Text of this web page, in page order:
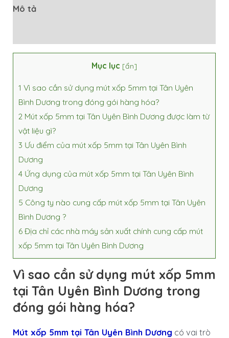
Mô tả
Mục lục [ẩn]
1 Vì sao cần sử dụng mút xốp 5mm tại Tân Uyên
Bình Dương trong đóng gói hàng hóa?
2 Mút xốp 5mm tại Tân Uyên Bình Dương được làm từ
vật liệu gì?
3 Ưu điểm của mút xốp 5mm tại Tân Uyên Bình
Dương
4 Ứng dụng của mút xốp 5mm tại Tân Uyên Bình
Dương
5 Công ty nào cung cấp mút xốp 5mm tại Tân Uyên
Bình Dương ?
6 Địa chỉ các nhà máy sản xuất chính cung cấp mút
xốp 5mm tại Tân Uyên Bình Dương
Vì sao cần sử dụng mút xốp 5mm
tại Tân Uyên Bình Dương trong
đóng gói hàng hóa?
Mút xốp 5mm tại Tân Uyên Bình Dương có vai trò